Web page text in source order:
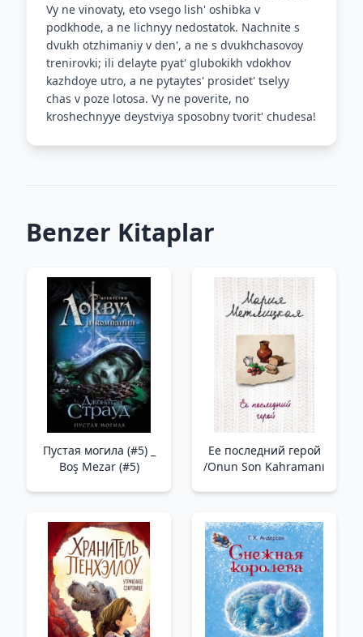
Vy ne vinovaty, eto vsego lish' oshibka v
podkhode, a ne lichnyy nedostatok. Nachnite s
dvukh otzhimaniy v den', a ne s dvukhchasovoy
trenirovki; ili delayte pyat' glubokikh vdokhov
kazhdoye utro, a ne pytaytes' prosidet' tselyy
chas v poze lotosa. Vy ne poverite, no
kroshechnyye deystviya sposobny tvorit' chudesa!
Benzer Kitaplar
Пустая могила (#5) _
Boş Mezar (#5)
Ее последний герой
/Onun Son Kahramanı